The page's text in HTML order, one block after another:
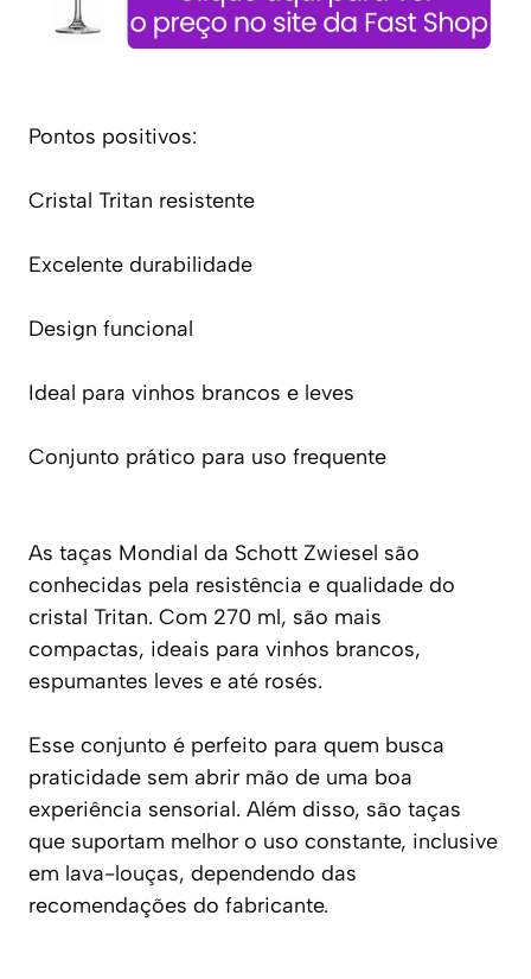
Pontos positivos:
Cristal Tritan resistente
Excelente durabilidade
Design funcional
Ideal para vinhos brancos e leves
Conjunto prático para uso frequente
As taças Mondial da Schott Zwiesel são
conhecidas pela resistência e qualidade do
cristal Tritan. Com 270 ml, são mais
compactas, ideais para vinhos brancos,
espumantes leves e até rosés.
Esse conjunto é perfeito para quem busca
praticidade sem abrir mão de uma boa
experiência sensorial. Além disso, são taças
que suportam melhor o uso constante, inclusive
em lava-louças, dependendo das
recomendações do fabricante.